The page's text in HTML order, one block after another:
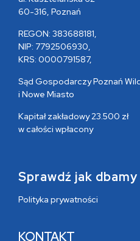
60-316, Poznań
REGON: 383688181,
NIP: 7792506930,
KRS: 0000791587,
Sąd Gospodarczy Poznań
i Nowe Miasto
Kapitał zakładowy 23.500 zł
w całości wpłacony
Sprawdź jak
Polityka prywatności
KONTAKT